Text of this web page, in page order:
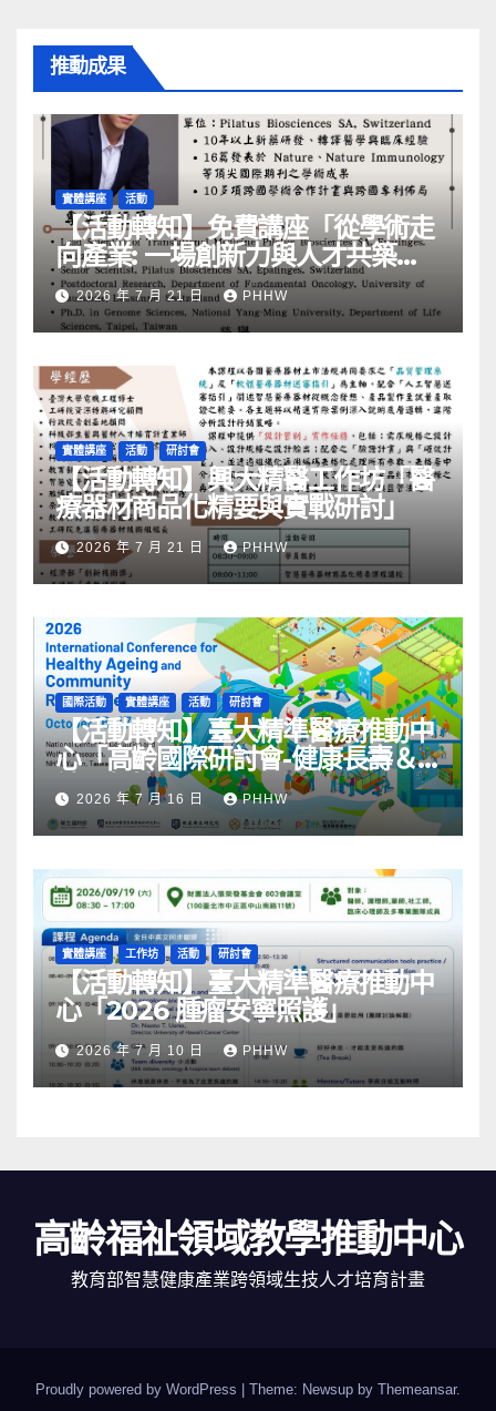
推動成果
實體講座 活動
【活動轉知】免費講座「從學術走
向產業: ⼀場創新力與⼈才共築的
旅程」
2026 年 7 月 21 日 PHHW
實體講座 活動 研討會
【活動轉知】興大精醫工作坊「醫
療器材商品化精要與實戰研討」
2026 年 7 月 21 日 PHHW
國際活動 實體講座 活動 研討會
【活動轉知】臺大精準醫療推動中
心「高齡國際研討會-健康長壽＆
社區韌性」
2026 年 7 月 16 日 PHHW
實體講座 工作坊 活動 研討會
【活動轉知】臺大精準醫療推動中
心「2026 腫瘤安寧照護」
2026 年 7 月 10 日 PHHW
高齡福祉領域教學推動中心
教育部智慧健康產業跨領域生技人才培育計畫
Proudly powered by WordPress Theme: Newsup by Themeansar.